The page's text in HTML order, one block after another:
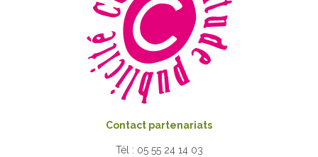
Contact partenariats
Tél : 05 55 24 14 03